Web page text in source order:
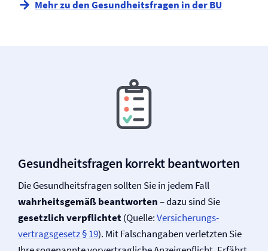
Mehr zu den Gesundheitsfragen in der BU
Gesundheitsfragen korrekt beantworten
Die Gesundheitsfragen sollten Sie in jedem Fall
wahrheitsgemäß beantworten– dazu sind Sie
gesetzlich verpflichtet(Quelle:Versicherungs­
vertrags­gesetz § 19). Mit Falschangaben verletzten Sie